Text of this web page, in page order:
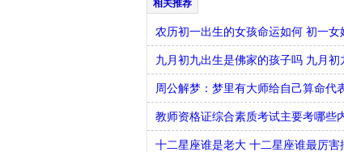
农历初一出生的女孩命运如何 初一女
九月初九出生是佛家的孩子吗 九月
周公解梦：梦里有大师给自己算命代
教师资格证综合素质考试主要考哪些
十二星座谁是老大 十二星座谁最厉害